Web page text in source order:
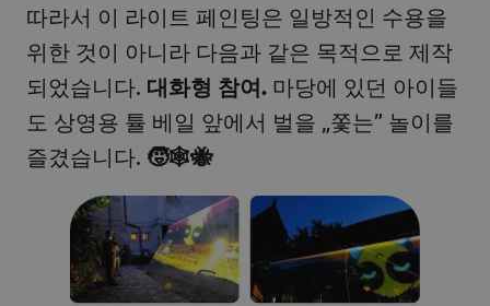
따라서 이 라이트 페인팅은 일방적인 수용을
위한 것이 아니라 다음과 같은 목적으로 제작
되었습니다. 대화형 참여. 마당에 있던 아이들
도 상영용 튤 베일 앞에서 벌을 „쫓는” 놀이를
즐겼습니다. 🧒🕸️🐝